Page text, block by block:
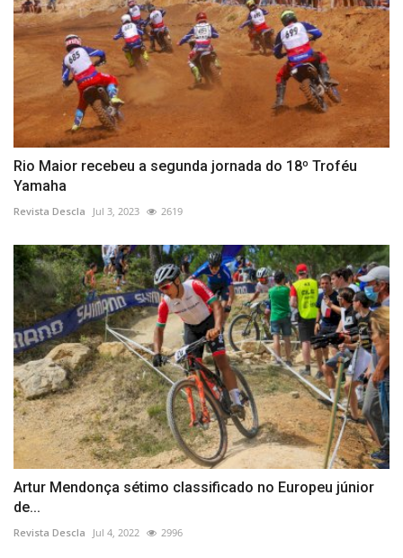
Rio Maior recebeu a segunda jornada do 18º Troféu
Yamaha
Revista Descla Jul 3, 2023 2619
Artur Mendonça sétimo classificado no Europeu júnior
de...
Revista Descla Jul 4, 2022 2996